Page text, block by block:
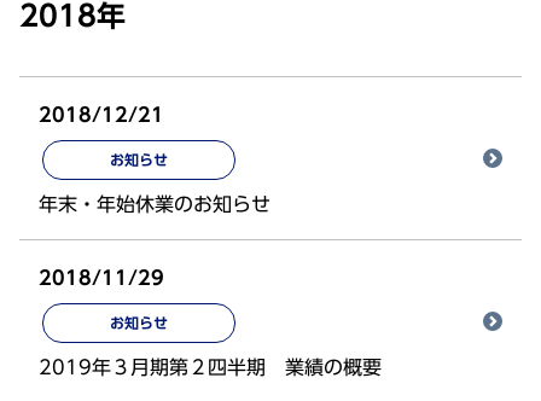
2018年
2018/12/21
お知らせ
年末・年始休業のお知らせ
2018/11/29
お知らせ
2019年３月期第２四半期 業績の概要